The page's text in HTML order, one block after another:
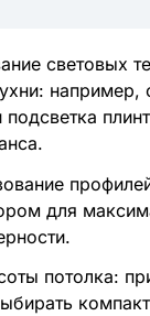
световых
например,
для
потолка: